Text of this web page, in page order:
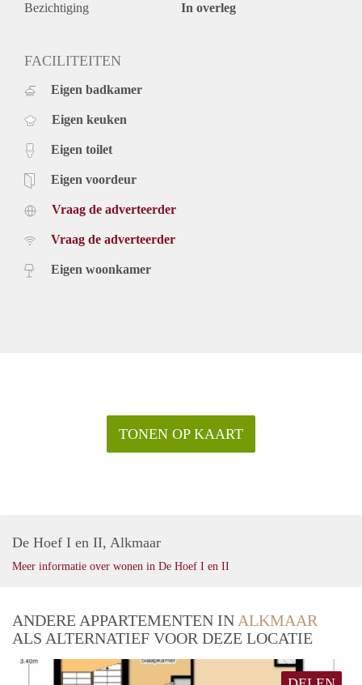
Bezichtiging In overleg
FACILITEITEN
Eigen badkamer
Eigen keuken
Eigen toilet
Eigen voordeur
Vraag de adverteerder
Vraag de adverteerder
Eigen woonkamer
TONEN OP KAART
De Hoef I en II, Alkmaar
Meer informatie over wonen in De Hoef I en II
ANDERE APPARTEMENTEN IN ALKMAAR
ALS ALTERNATIEF VOOR DEZE LOCATIE